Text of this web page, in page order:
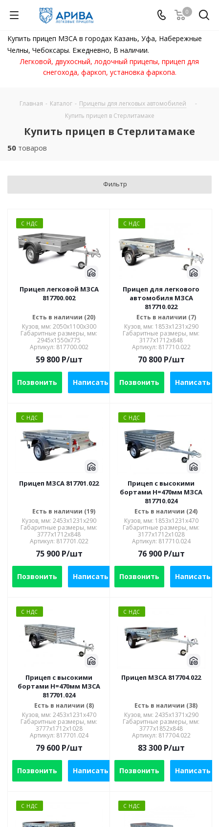
0
Купить прицеп МЗСА в городах Казань, Уфа, Набережные
Челны, Чебоксары. Ежедневно, В наличии.
Легковой, двухосный, лодочный прицепы, прицеп для
снегохода, фаркоп, установка фаркопа.
Главная - Каталог - Прицепы для легковых автомобилей
-
Купить прицеп в Стерлитамаке
Купить прицеп в Стерлитамаке
50 товаров
Фильтр
С НДС
Прицеп легковой МЗСА
817700.002
Есть в наличии (20)
Кузов, мм: 2050x1100x300
Габаритные размеры, мм:
2945х1550х775
Артикул: 817700.002
59 800P/шт
Позвонить Написать
С НДС
Прицеп для легкового
автомобиля МЗСА
817710.022
Есть в наличии (7)
Кузов, мм: 1853x1231x290
Габаритные размеры, мм:
3177x1712x848
Артикул: 817710.022
70 800P/шт
Позвонить Написать
С НДС
Прицеп МЗСА 817701.022
Есть в наличии (19)
Кузов, мм: 2453x1231x290
Габаритные размеры, мм:
3777x1712x848
Артикул: 817701.022
75 900P/шт
Позвонить Написать
С НДС
Прицеп с высокими
бортами Н=470мм МЗСА
817710.024
Есть в наличии (24)
Кузов, мм: 1853x1231x470
Габаритные размеры, мм:
3177x1712x1028
Артикул: 817710.024
76 900P/шт
Позвонить Написать
С НДС
Прицеп с высокими
бортами Н=470мм МЗСА
817701.024
Есть в наличии (8)
Кузов, мм: 2453x1231x470
Габаритные размеры, мм:
3777x1712x1028
Артикул: 817701.024
79 600P/шт
Позвонить Написать
С НДС
Прицеп МЗСА 817704.022
Есть в наличии (38)
Кузов, мм: 2435х1371х290
Габаритные размеры, мм:
3777х1852х848
Артикул: 817704.022
83 300P/шт
Позвонить Написать
С НДС С НДС